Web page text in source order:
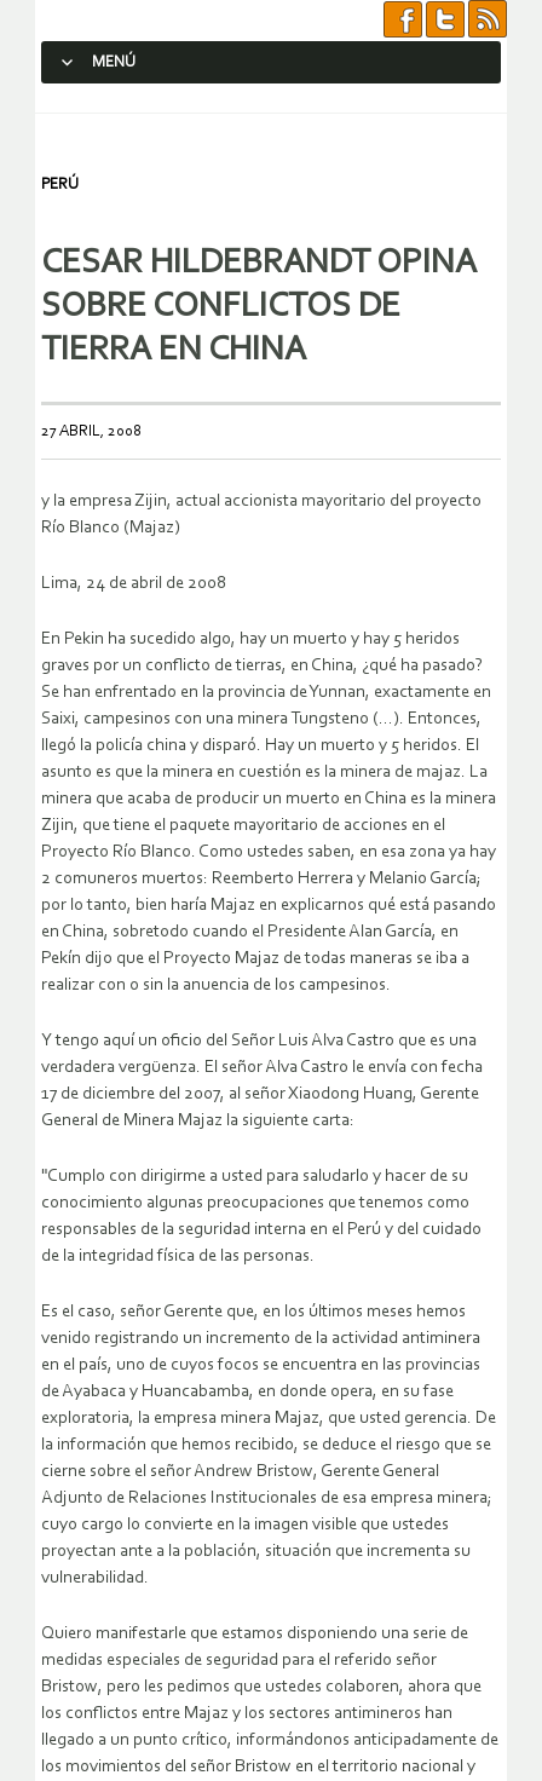
MENÚ
PERÚ
CESAR HILDEBRANDT OPINA
SOBRE CONFLICTOS DE
TIERRA EN CHINA
27 ABRIL, 2008
y la empresa Zijin, actual accionista mayoritario del proyecto
Río Blanco (Majaz)
Lima, 24 de abril de 2008
En Pekin ha sucedido algo, hay un muerto y hay 5 heridos
graves por un conflicto de tierras, en China, ¿qué ha pasado?
Se han enfrentado en la provincia de Yunnan, exactamente en
Saixi, campesinos con una minera Tungsteno (…). Entonces,
llegó la policía china y disparó. Hay un muerto y 5 heridos. El
asunto es que la minera en cuestión es la minera de majaz. La
minera que acaba de producir un muerto en China es la minera
Zijin, que tiene el paquete mayoritario de acciones en el
Proyecto Río Blanco. Como ustedes saben, en esa zona ya hay
2 comuneros muertos: Reemberto Herrera y Melanio García;
por lo tanto, bien haría Majaz en explicarnos qué está pasando
en China, sobretodo cuando el Presidente Alan García, en
Pekín dijo que el Proyecto Majaz de todas maneras se iba a
realizar con o sin la anuencia de los campesinos.
Y tengo aquí un oficio del Señor Luis Alva Castro que es una
verdadera vergüenza. El señor Alva Castro le envía con fecha
17 de diciembre del 2007, al señor Xiaodong Huang, Gerente
General de Minera Majaz la siguiente carta:
"Cumplo con dirigirme a usted para saludarlo y hacer de su
conocimiento algunas preocupaciones que tenemos como
responsables de la seguridad interna en el Perú y del cuidado
de la integridad física de las personas.
Es el caso, señor Gerente que, en los últimos meses hemos
venido registrando un incremento de la actividad antiminera
en el país, uno de cuyos focos se encuentra en las provincias
de Ayabaca y Huancabamba, en donde opera, en su fase
exploratoria, la empresa minera Majaz, que usted gerencia. De
la información que hemos recibido, se deduce el riesgo que se
cierne sobre el señor Andrew Bristow, Gerente General
Adjunto de Relaciones Institucionales de esa empresa minera;
cuyo cargo lo convierte en la imagen visible que ustedes
proyectan ante a la población, situación que incrementa su
vulnerabilidad.
Quiero manifestarle que estamos disponiendo una serie de
medidas especiales de seguridad para el referido señor
Bristow, pero les pedimos que ustedes colaboren, ahora que
los conflictos entre Majaz y los sectores antimineros han
llegado a un punto crítico, informándonos anticipadamente de
los movimientos del señor Bristow en el territorio nacional y